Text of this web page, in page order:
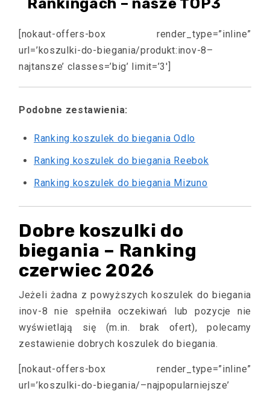
Rankingach – nasze TOP3
[nokaut-offers-box render_type=”inline”
url=’koszulki-do-biegania/produkt:inov-8–
najtansze’ classes=’big’ limit=’3′]
Podobne zestawienia:
Ranking koszulek do biegania Odlo
Ranking koszulek do biegania Reebok
Ranking koszulek do biegania Mizuno
Dobre koszulki do
biegania – Ranking
czerwiec 2026
Jeżeli żadna z powyższych koszulek do biegania
inov-8 nie spełniła oczekiwań lub pozycje nie
wyświetlają się (m.in. brak ofert), polecamy
zestawienie dobrych koszulek do biegania.
[nokaut-offers-box render_type=”inline”
url=’koszulki-do-biegania/–najpopularniejsze’